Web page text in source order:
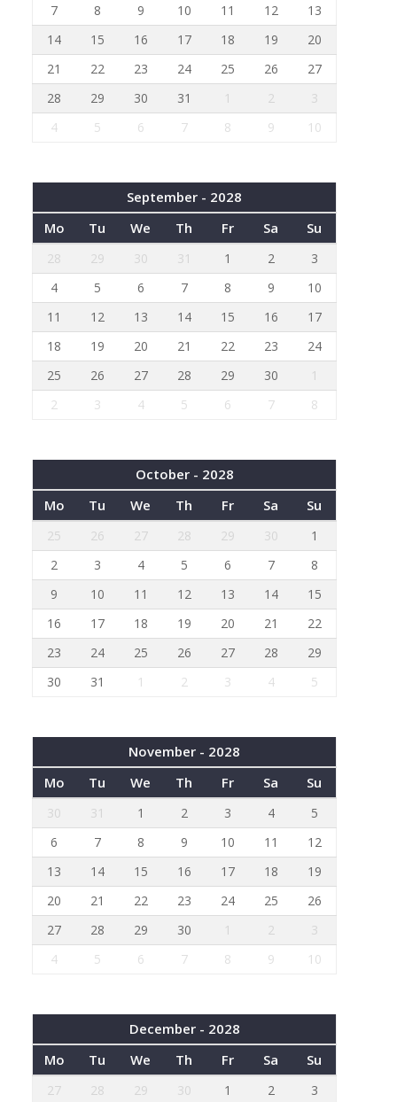
7
8 9 10 11 12
13
14
15 16 17 18 19
20
21
22 23 24 25 26
27
28
29 30 31 1 2
3
4
5 6 7 8 9 10
September - 2028
Mo
Tu We Th Fr Sa Su
28 29 30 31 1 2
3
4
5 6 7 8 9
10
11
12 13 14 15 16
17
18
19 20 21 22 23
24
25
26 27 28 29 30
1
2
3 4 5 6 7 8
October - 2028
Mo
Tu We Th Fr Sa Su
25 26 27 28 29 30
1
2
3 4 5 6 7
8
9
10 11 12 13 14
15
16
17 18 19 20 21
22
23
24 25 26 27 28
29
30
31 1 2 3 4 5
November - 2028
Mo
Tu We Th Fr Sa Su
30 31 1 2 3 4
5
6
7 8 9 10 11
12
13
14 15 16 17 18
19
20
21 22 23 24 25
26
27
28 29 30 1 2
3
4
5 6 7 8 9 10
December - 2028
Mo
Tu We Th Fr Sa Su
27 28 29 30 1 2
3